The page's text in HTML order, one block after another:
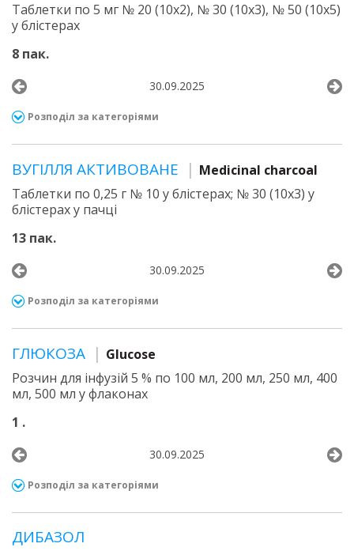
Таблетки по 5 мг № 20 (10х2), № 30 (10х3), № 50 (10х5)
у блістерах
8 пак.
30.09.2025
Розподіл за категоріями
ВУГІЛЛЯ АКТИВОВАНЕ
Medicinal charcoal
Таблетки по 0,25 г № 10 у блістерах; № 30 (10х3) у
блістерах у пачці
13 пак.
30.09.2025
Розподіл за категоріями
ГЛЮКОЗА
Glucose
Розчин для інфузій 5 % по 100 мл, 200 мл, 250 мл, 400
мл, 500 мл у флаконах
1 .
30.09.2025
Розподіл за категоріями
ДИБАЗОЛ